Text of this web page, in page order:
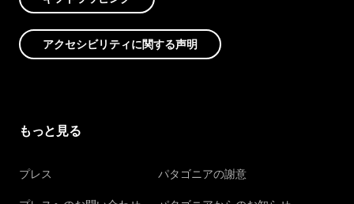
アクセシビリティに関する声明
もっと見る
プレス パタゴニアの謝意